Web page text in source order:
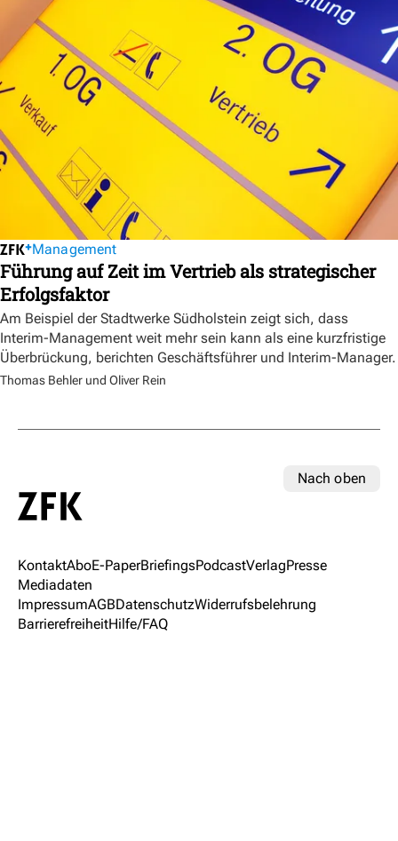
Management
Führung auf Zeit im Vertrieb als strategischer
Erfolgsfaktor
Am Beispiel der Stadtwerke Südholstein zeigt sich, dass
Interim-Management weit mehr sein kann als eine kurzfristige
Überbrückung, berichten Geschäftsführer und Interim-Manager.
Thomas Behler und Oliver Rein
Nach oben
KontaktAboE-PaperBriefingsPodcastVerlagPresse
Mediadaten
ImpressumAGBDatenschutzWiderrufsbelehrung
BarrierefreiheitHilfe/FAQ